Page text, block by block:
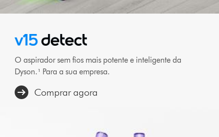
O aspirador sem fios mais potente e inteligente da
Dyson.¹ Para a sua empresa.
Comprar agora